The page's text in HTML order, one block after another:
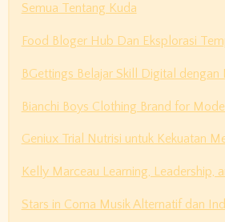
Semua Tentang Kuda
Food Bloger Hub Dan Eksplorasi
BGettings Belajar Skill Digital dengan
Bianchi Boys Clothing Brand for
Geniux Trial Nutrisi untuk Kekuatan
Kelly Marceau Learning, Leadership,
Stars in Coma Musik Alternatif dan